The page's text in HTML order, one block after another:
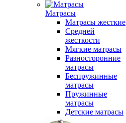
Матрасы
Матрасы жесткие
Средней
жесткости
Мягкие матрасы
Разносторонние
матрасы
Беспружинные
матрасы
Пружинные
матрасы
Детские матрасы